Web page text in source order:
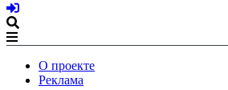
О проекте
Реклама